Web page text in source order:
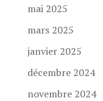
mai 2025
mars 2025
janvier 2025
décembre 2024
novembre 2024